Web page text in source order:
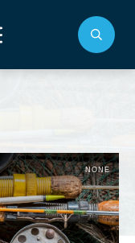
NONE